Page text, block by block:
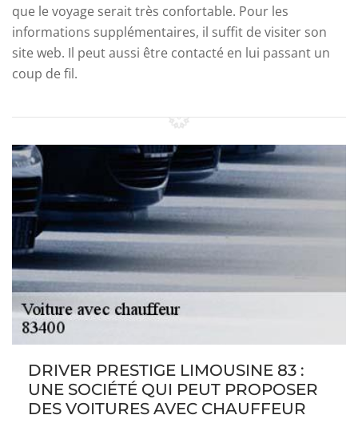
que le voyage serait très confortable. Pour les
informations supplémentaires, il suffit de visiter son
site web. Il peut aussi être contacté en lui passant un
coup de fil.
DRIVER PRESTIGE LIMOUSINE 83 :
UNE SOCIÉTÉ QUI PEUT PROPOSER
DES VOITURES AVEC CHAUFFEUR